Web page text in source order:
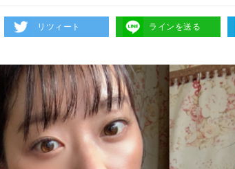
リツィート ラインを送る